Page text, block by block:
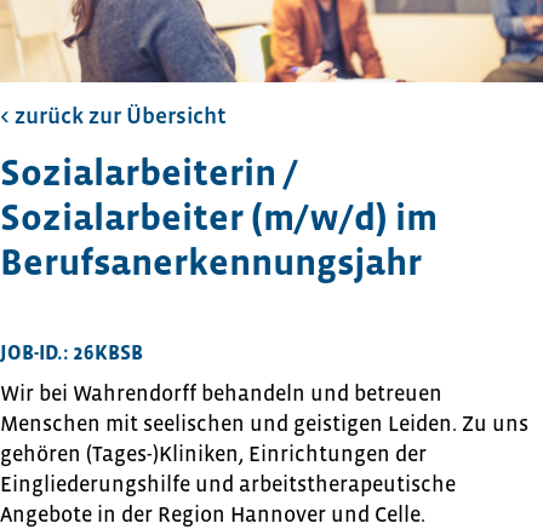
< zurück zur Übersicht​
Sozialarbeiterin /
Sozialarbeiter (m/w/d) im
Berufsanerkennungsjahr
JOB-ID.: 26KBSB
Wir bei Wahrendorff behandeln und betreuen
Menschen mit seelischen und geistigen Leiden. Zu uns
gehören (Tages-)Kliniken, Einrichtungen der
Eingliederungshilfe und arbeitstherapeutische
Angebote in der Region Hannover und Celle.